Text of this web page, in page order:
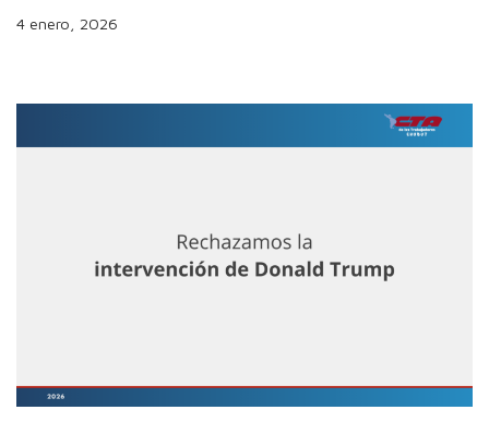
4 enero, 2026